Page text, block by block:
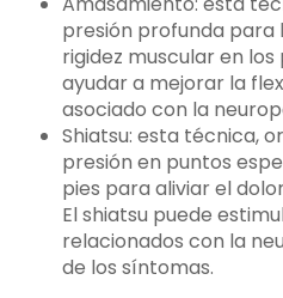
presión profunda para
rigidez muscular en
ayudar a mejorar la
asociado con la
Shiatsu: esta técnica,
presión en puntos
pies para aliviar el
El shiatsu puede
relacionados con la
de los síntomas.